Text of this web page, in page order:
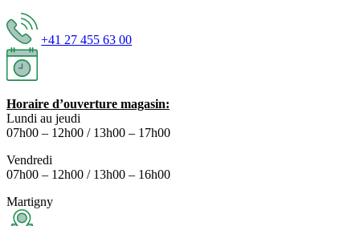
+41 27 455 63 00
Horaire d’ouverture magasin:
Lundi au jeudi
07h00 – 12h00 / 13h00 – 17h00
Vendredi
07h00 – 12h00 / 13h00 – 16h00
Martigny